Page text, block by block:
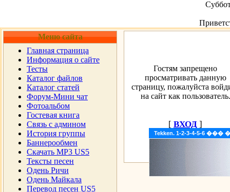
Меню сайта
Главная страница
Информация о сайте
Тесты
Каталог файлов
Каталог статей
Форум-Мини чат
Фотоальбом
Гостевая книга
Cвязь с админом
История группы
Баннерообмен
Скачать MP3 US5
Тексты песен
Одень Ричи
Одень Майкала
Перевод песен US5
Tekken. 1-2-3-4-5-6
Гостям запрещено
просматривать данную
страницу, пожалуйста
на сайт как пользователь.
[ ВХОД ]